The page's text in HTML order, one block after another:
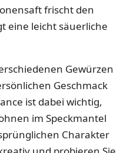
frischt den
eine leicht säuerliche
Gewürzen
Geschmack
ist dabei wichtig,
im Speckmantel
Charakter